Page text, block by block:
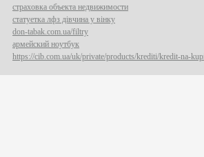
страховка объекта недвижимости
статуетка лфз дівчина у вінку
don-tabak.com.ua/filtry
армейский ноутбук
https://cib.com.ua/uk/private/products/krediti/kredit-na-